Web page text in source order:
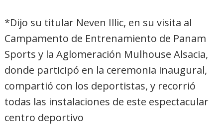
*Dijo su titular Neven Illic, en su visita al
Campamento de Entrenamiento de Panam
Sports y la Aglomeración Mulhouse Alsacia,
donde participó en la ceremonia inaugural,
compartió con los deportistas, y recorrió
todas las instalaciones de este espectacular
centro deportivo